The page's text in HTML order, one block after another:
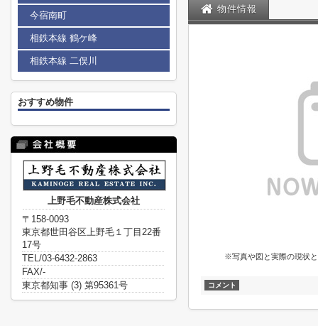
物件情報
※写真や図と実際の現状
コメント
今宿南町
相鉄本線 鶴ケ峰
相鉄本線 二俣川
おすすめ物件
上野毛不動産株式会社
〒158-0093
東京都世田谷区上野毛１丁目22番
17号
TEL/03-6432-2863
FAX/-
東京都知事 (3) 第95361号